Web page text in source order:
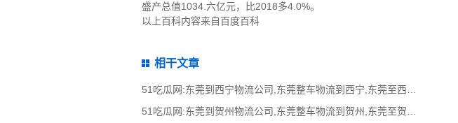
盛产总值1034.六亿元，比2018多4.0%。
以上百科内容来自百度百科
相干文章